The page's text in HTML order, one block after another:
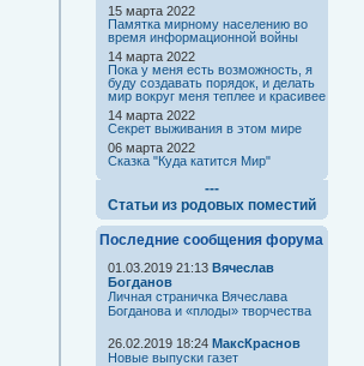
15 марта 2022
Памятка мирному населению во
время информационной войны
14 марта 2022
Пока у меня есть возможность, я
буду создавать порядок, и делать
мир вокруг меня теплее и красивее
14 марта 2022
Секрет выживания в этом мире
06 марта 2022
Сказка "Куда катится Мир"
---
Статьи из родовых поместий
Последние сообщения форума
01.03.2019 21:13 Вячеслав
Богданов
Личная страничка Вячеслава
Богданова и «плоды» творчества
26.02.2019 18:24 МаксКраснов
Новые выпуски газет